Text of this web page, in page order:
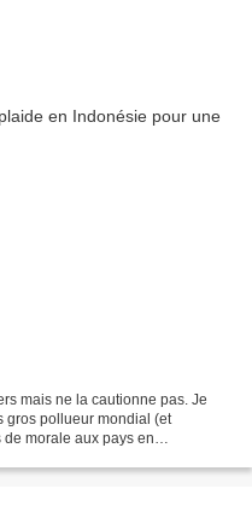
mais ne la cautionne pas. Je
gros pollueur mondial (et
morale aux pays en